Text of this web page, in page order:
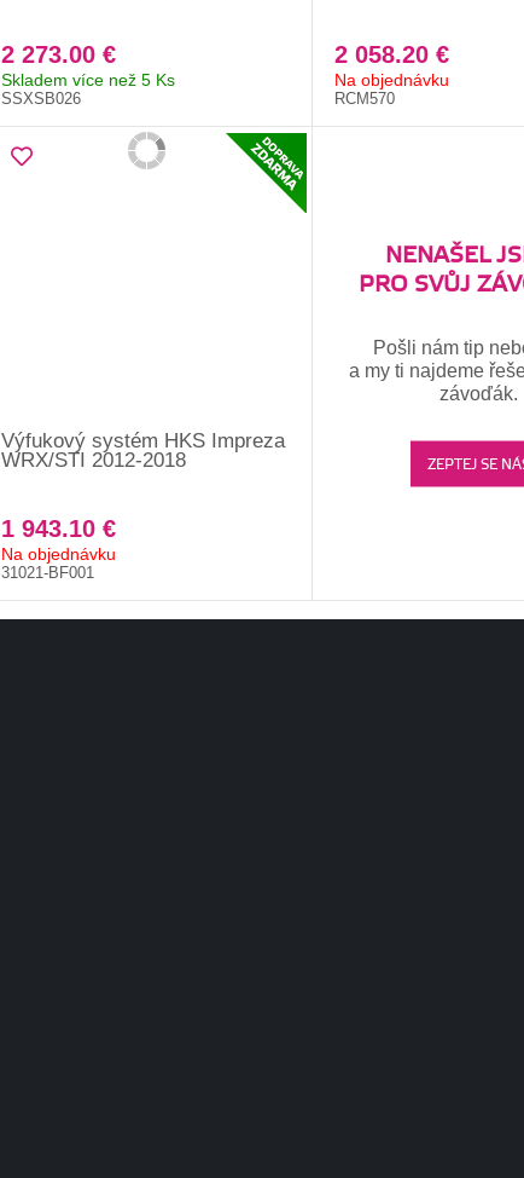
2 273.00 €
Skladem více než 5 Ks
SSXSB026
2 058.20 €
Na objednávku
RCM570
Výfukový systém HKS Impreza
WRX/STI 2012-2018
1 943.10 €
Na objednávku
31021-BF001
NENAŠEL
PRO SVŮJ
Pošli nám tip
a my ti najdeme
závoďák.
ZEPTEJ SE